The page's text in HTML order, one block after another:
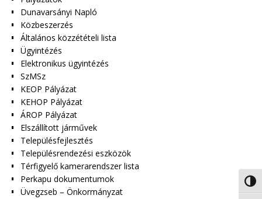
Dunavarsányi Napló
Közbeszerzés
Általános közzétételi lista
Ügyintézés
Elektronikus ügyintézés
SzMSz
KEOP Pályázat
KEHOP Pályázat
ÁROP Pályázat
Elszállított járművek
Településfejlesztés
Településrendezési eszközök
Térfigyelő kamerarendszer lista
Perkapu dokumentumok
Üvegzseb – Önkormányzat